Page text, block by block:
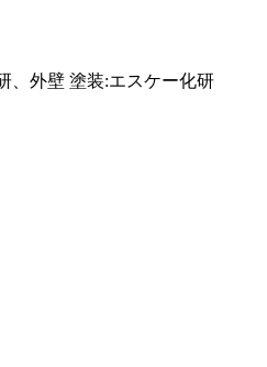
、外壁 塗装:エスケー化研